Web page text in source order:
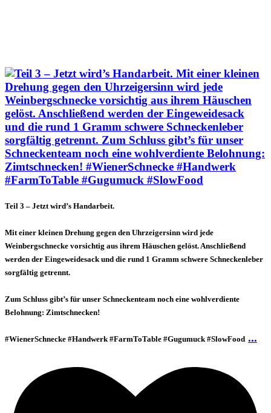
Teil 3 – Jetzt wird’s Handarbeit.
Mit einer kleinen Drehung gegen den Uhrzeigersinn wird jede
Weinbergschnecke vorsichtig aus ihrem Häuschen gelöst. Anschließend
werden der Eingeweidesack und die rund 1 Gramm schwere Schneckenleber
sorgfältig getrennt.
Zum Schluss gibt’s für unser Schneckenteam noch eine wohlverdiente
Belohnung: Zimtschnecken!
#WienerSchnecke #Handwerk #FarmToTable #Gugumuck #SlowFood ...